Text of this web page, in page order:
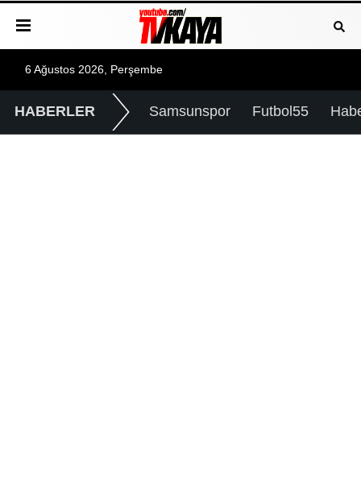
6 Ağustos 2026, Perşembe
HABERLER Samsunspor Futbol55